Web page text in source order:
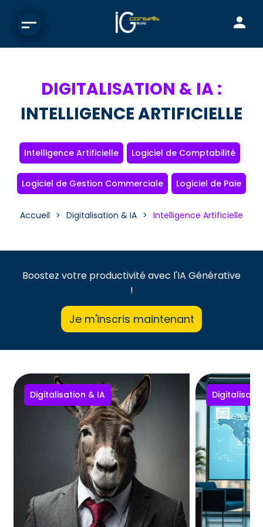
DIGITALISATION & IA :
INTELLIGENCE ARTIFICIELLE
Intelligence Artificielle Logiciel de Comptabilité
Logiciel de Gestion Commerciale Logiciel de Paie
Accueil Digitalisation & IA Intelligence Artificielle
Boostez votre productivité avec l'IA Générative
!
Je m'inscris maintenant
Digitalisation & IA